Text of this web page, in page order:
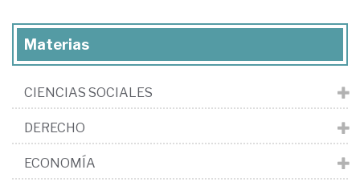
Materias
CIENCIAS SOCIALES
DERECHO
ECONOMÍA